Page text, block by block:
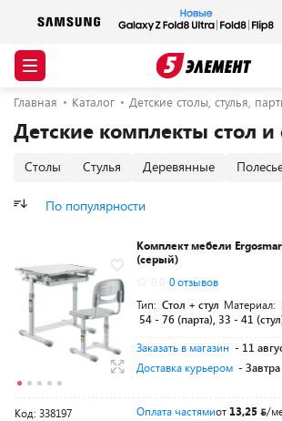
Главная Каталог Детские столы, стулья,
Детские комплекты стол и
Столы Стулья Деревянные
По популярности
Комплект мебели
(серый)
0 отзывов
Тип: Стол + стул Материал:
54 - 76 (парта), 33 - 41
Заказать в магазин - 11
Доставка курьером - Завтра
Код: 338197 Оплата частямиот 13,25
/